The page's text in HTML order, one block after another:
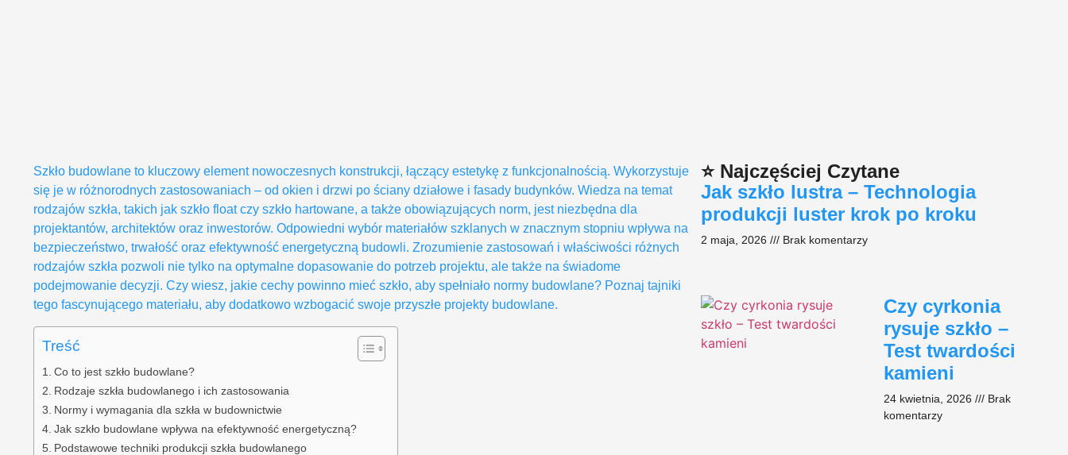
Szkło budowlane to kluczowy element nowoczesnych konstrukcji, łączący estetykę z funkcjonalnością. Wykorzystuje
się je w różnorodnych zastosowaniach – od okien i drzwi po ściany działowe i fasady budynków. Wiedza na temat
rodzajów szkła, takich jak szkło float czy szkło hartowane, a także obowiązujących norm, jest niezbędna dla
projektantów, architektów oraz inwestorów. Odpowiedni wybór materiałów szklanych w znacznym stopniu wpływa na
bezpieczeństwo, trwałość oraz efektywność energetyczną budowli. Zrozumienie zastosowań i właściwości różnych
rodzajów szkła pozwoli nie tylko na optymalne dopasowanie do potrzeb projektu, ale także na świadome
podejmowanie decyzji. Czy wiesz, jakie cechy powinno mieć szkło, aby spełniało normy budowlane? Poznaj tajniki
tego fascynującego materiału, aby dodatkowo wzbogacić swoje przyszłe projekty budowlane.
Treść
Co to jest szkło budowlane?
Rodzaje szkła budowlanego i ich zastosowania
Normy i wymagania dla szkła w budownictwie
Jak szkło budowlane wpływa na efektywność energetyczną?
Podstawowe techniki produkcji szkła budowlanego
⭐ Najczęściej Czytane
Jak szkło lustra – Technologia
produkcji luster krok po kroku
2 maja, 2026 Brak komentarzy
Czy cyrkonia
rysuje szkło –
Test twardości
kamieni​
24 kwietnia, 2026
Brak
komentarzy